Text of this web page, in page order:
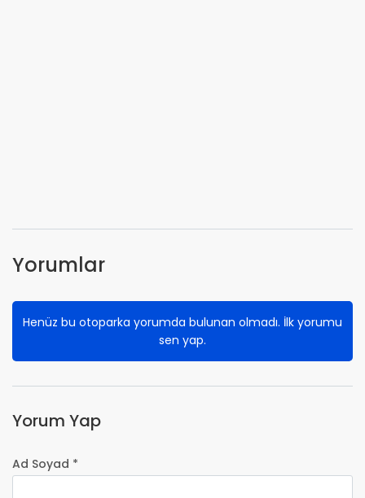
Yorumlar
Henüz bu otoparka yorumda bulunan olmadı. İlk yorumu
sen yap.
Yorum Yap
Ad Soyad *